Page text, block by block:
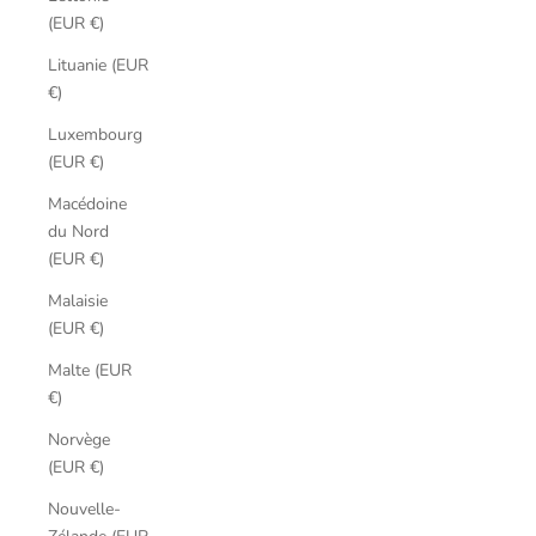
(EUR €)
Lituanie (EUR
€)
Luxembourg
(EUR €)
Macédoine
du Nord
(EUR €)
Malaisie
(EUR €)
Malte (EUR
€)
Norvège
(EUR €)
Nouvelle-